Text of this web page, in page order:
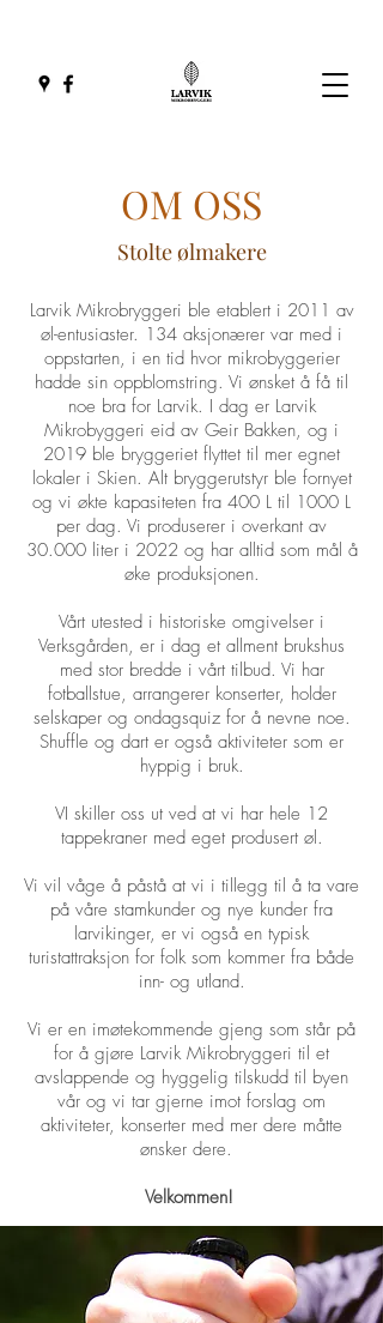
OM OSS
Stolte ølmakere
Larvik Mikrobryggeri ble etablert i 2011 av
øl-entusiaster. 134 aksjonærer var med i
oppstarten, i en tid hvor mikrobyggerier
hadde sin oppblomstring. Vi ønsket å få til
noe bra for Larvik. I dag er Larvik
Mikrobyggeri eid av Geir Bakken, og i
2019 ble bryggeriet flyttet til mer egnet
lokaler i Skien. Alt bryggerutstyr ble fornyet
og vi økte kapasiteten fra 400 L til 1000 L
per dag. Vi produserer i overkant av
30.000 liter i 2022 og har alltid som mål å
øke produksjonen.
Vårt utested i historiske omgivelser i
Verksgården, er i dag et allment brukshus
med stor bredde i vårt tilbud. Vi har
fotballstue, arrangerer konserter, holder
selskaper og ondagsquiz for å nevne noe.
Shuffle og dart er også aktiviteter som er
hyppig i bruk.
VI skiller oss ut ved at vi har hele 12
tappekraner med eget produsert øl.
Vi vil våge å påstå at vi i tillegg til å ta vare
på våre stamkunder og nye kunder fra
larvikinger, er vi også en typisk
turistattraksjon for folk som kommer fra både
inn- og utland.
Vi er en imøtekommende gjeng som står på
for å gjøre Larvik Mikrobryggeri til et
avslappende og hyggelig tilskudd til byen
vår og vi tar gjerne imot forslag om
aktiviteter, konserter med mer dere måtte
ønsker dere.
Velkommen!